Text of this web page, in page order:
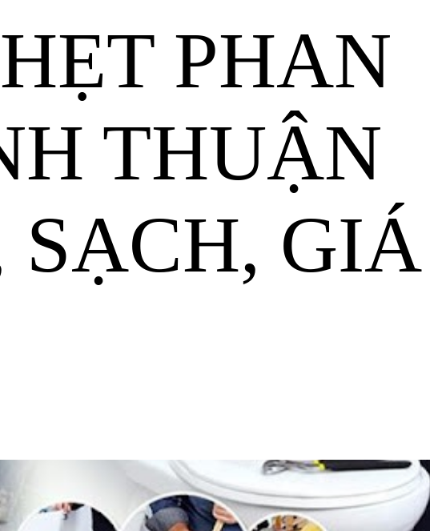
PHAN
THUẬN
GIÁ